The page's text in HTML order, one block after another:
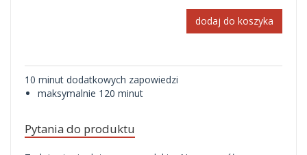
dodaj do koszyka
10 minut dodatkowych zapowiedzi
maksymalnie 120 minut
Pytania do produktu